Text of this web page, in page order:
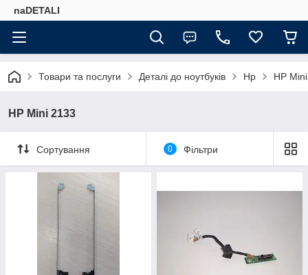
naDETALI
Товари та послуги Деталі до ноутбуків Hp HP
HP Mini 2133
Сортування 0 Фільтри